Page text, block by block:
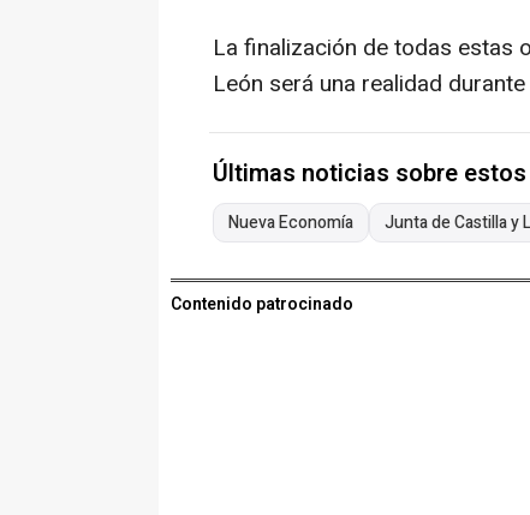
La finalización de todas estas
León será una realidad
Últimas noticias sobre
Nueva Economía Junta de Castilla y
Contenido patrocinado